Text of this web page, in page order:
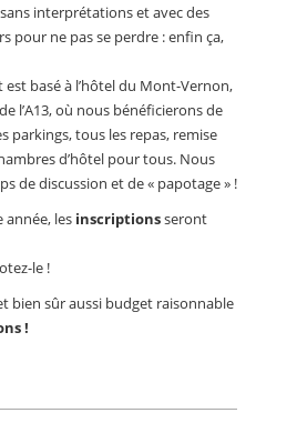
interprétations et avec des
pour ne pas se perdre : enfin ça,
basé à l’hôtel du Mont-Vernon,
l’A13, où nous bénéficierons de
parkings, tous les repas, remise
d’hôtel pour tous. Nous
de discussion et de « papotage » !
année, les inscriptionsseront
le !
bien sûr aussi budget raisonnable
!